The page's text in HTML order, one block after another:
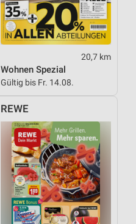
20,7 km
Wohnen Spezial
Gültig bis Fr. 14.08.
REWE